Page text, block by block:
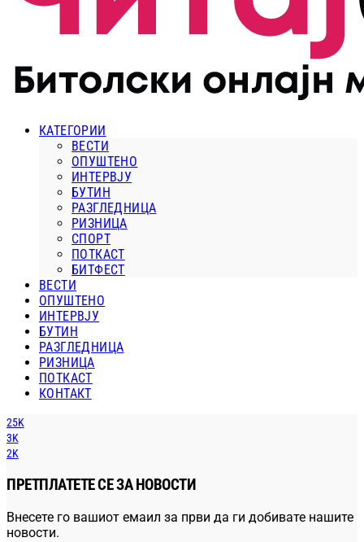
КАТЕГОРИИ
ВЕСТИ
ОПУШТЕНО
ИНТЕРВЈУ
БУТИН
РАЗГЛЕДНИЦА
РИЗНИЦА
СПОРТ
ПОТКАСТ
БИТФЕСТ
ВЕСТИ
ОПУШТЕНО
ИНТЕРВЈУ
БУТИН
РАЗГЛЕДНИЦА
РИЗНИЦА
ПОТКАСТ
КОНТАКТ
25K
3K
2K
ПРЕТПЛАТЕТЕ СЕ ЗА НОВОСТИ
Внесете го вашиот емаил за први да ги добивате нашите
новости.